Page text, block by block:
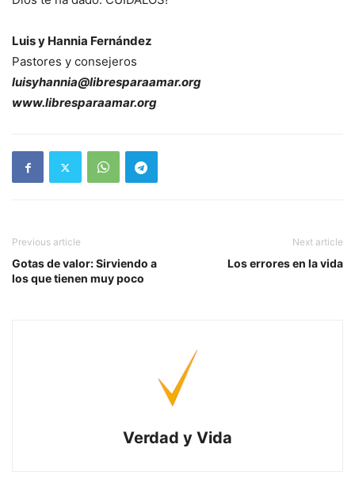
Luis y Hannia Fernández
Pastores y consejeros
luisyhannia@libresparaamar.org
www.libresparaamar.org
Previous article
Gotas de valor: Sirviendo a
los que tienen muy poco
Next article
Los errores en la vida
Verdad y Vida